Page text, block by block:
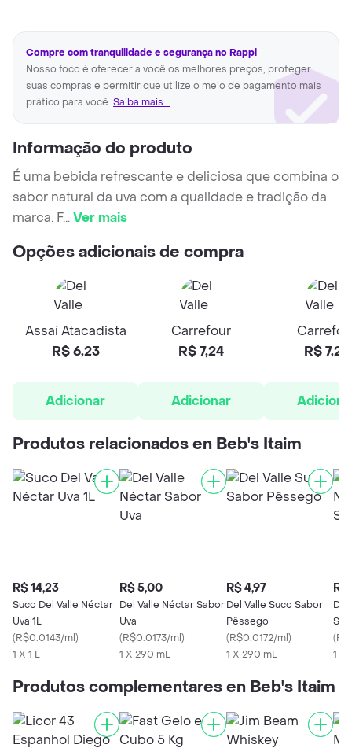
Compre com tranquilidade e segurança no Rappi
Nosso foco é oferecer a você os melhores preços, proteger
suas compras e permitir que utilize o meio de pagamento mais
prático para você. Saiba mais...
Informação do produto
É uma bebida refrescante e deliciosa que combina o
sabor natural da uva com a qualidade e tradição da
marca. F...Ver mais
Opções adicionais de compra
Assaí Atacadista
R$ 6,23
Adicionar
Carrefour
R$ 7,24
Adicionar
R$ 7,24
Produtos relacionados en Beb's Itaim
R$ 14,23
Suco Del Valle Néctar
Uva 1L
(R$0.0143/ml)
1 X 1 L
R$ 5,00
Del Valle Néctar Sabor
Uva
(R$0.0173/ml)
1 X 290 mL
R$ 4,97
Del Valle Suco Sabor
Pêssego
(R$0.0172/ml)
1 X 290 mL
R$
Del
(
1 X
Produtos complementares en Beb's Itaim